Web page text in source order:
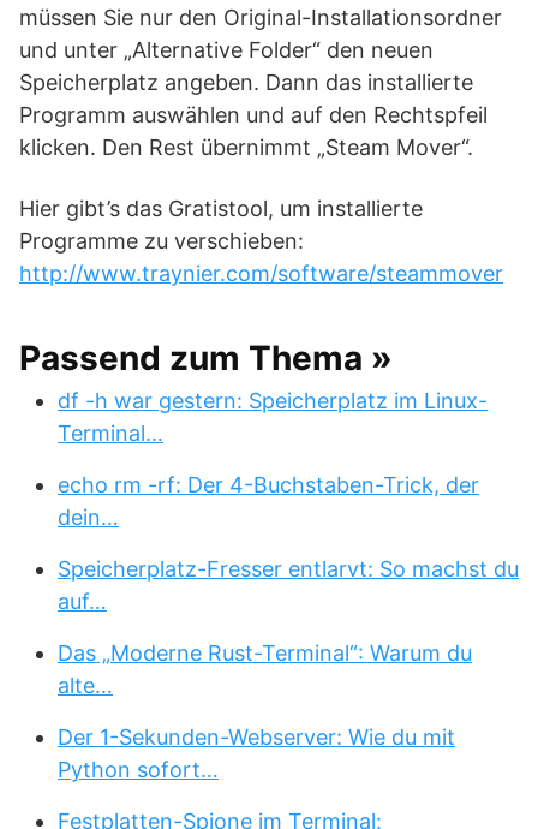
müssen Sie nur den Original-Installationsordner
und unter „Alternative Folder“ den neuen
Speicherplatz angeben. Dann das installierte
Programm auswählen und auf den Rechtspfeil
klicken. Den Rest übernimmt „Steam Mover“.
Hier gibt’s das Gratistool, um installierte
Programme zu verschieben:
http://www.traynier.com/software/steammover
Passend zum Thema »
df -h war gestern: Speicherplatz im Linux-
Terminal…
echo rm -rf: Der 4-Buchstaben-Trick, der
dein…
Speicherplatz-Fresser entlarvt: So machst du
auf…
Das „Moderne Rust-Terminal“: Warum du
alte…
Der 1-Sekunden-Webserver: Wie du mit
Python sofort…
Festplatten-Spione im Terminal: